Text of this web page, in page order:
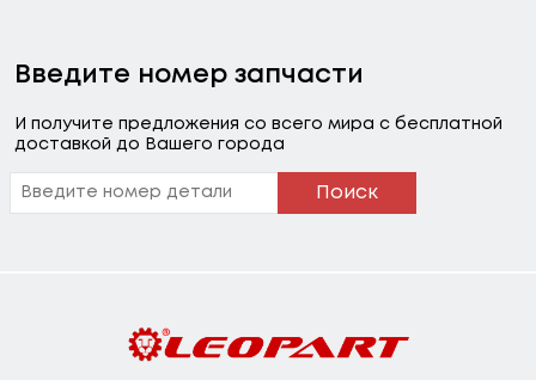
Введите номер запчасти
И получите предложения со всего мира с бесплатной
доставкой до Вашего города
Поиск